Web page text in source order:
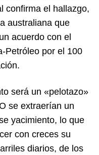
confirma el hallazgo,
australiana que
acuerdo con el
Petróleo por el 100
será un «pelotazo»
se extraerían un
yacimiento, lo que
con creces su
diarios, de los